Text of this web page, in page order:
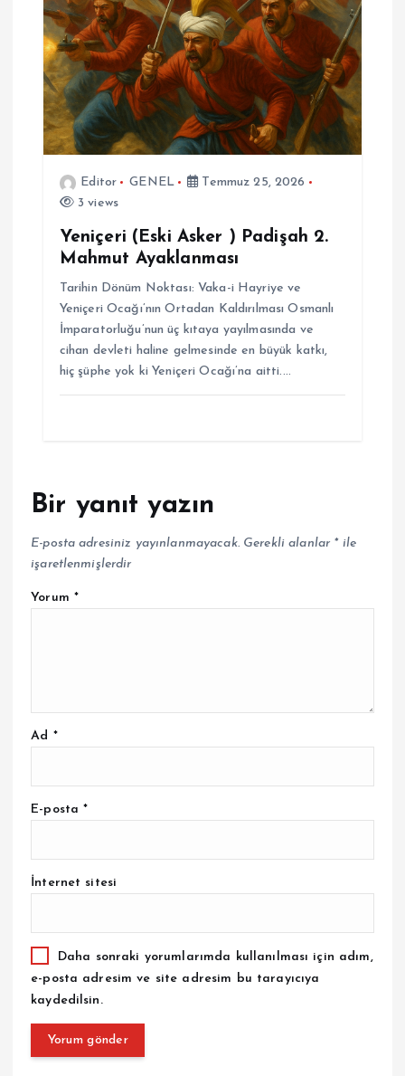
Editor GENEL
Temmuz 25, 2026
3 views
Yeniçeri (Eski Asker ) Padişah 2.
Mahmut Ayaklanması
Tarihin Dönüm Noktası: Vaka-i Hayriye ve
Yeniçeri Ocağı’nın Ortadan Kaldırılması Osmanlı
İmparatorluğu’nun üç kıtaya yayılmasında ve
cihan devleti haline gelmesinde en büyük katkı,
hiç şüphe yok ki Yeniçeri Ocağı’na aitti.…
Bir yanıt yazın
E-posta adresiniz yayınlanmayacak. Gerekli alanlar *ile
işaretlenmişlerdir
Yorum *
Ad *
E-posta*
İnternet sitesi
Daha sonraki yorumlarımda kullanılması için adım,
e-posta adresim ve site adresim bu tarayıcıya
kaydedilsin.